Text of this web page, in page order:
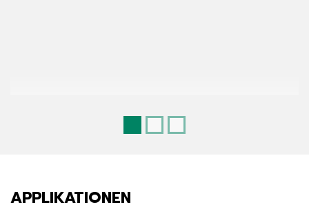
APPLIKATIONEN